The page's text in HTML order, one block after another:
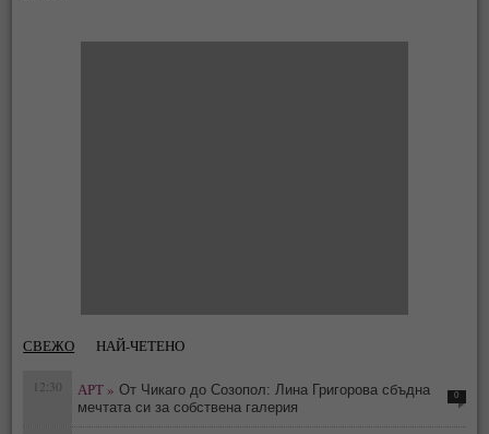
СВЕЖО НАЙ-ЧЕТЕНО
12:30 АРТ » От Чикаго до Созопол: Лина Григорова сбъдна
мечтата си за собствена галерия
0